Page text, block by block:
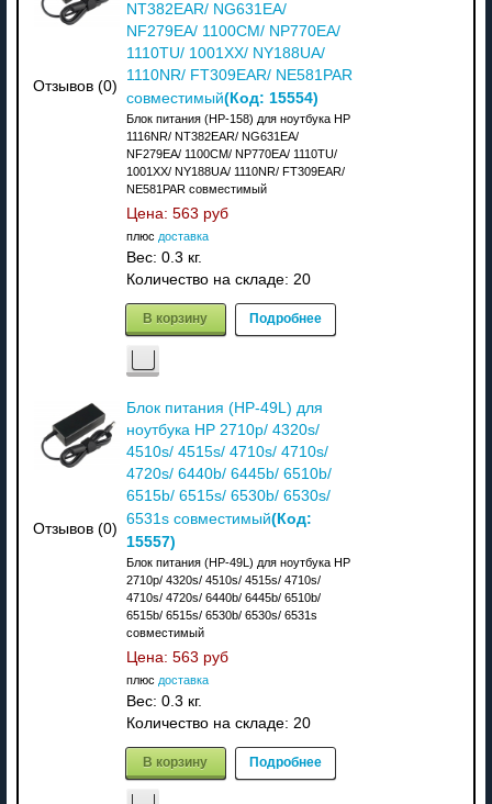
Отзывов (0)
NT382EAR/ NG631EA/
NF279EA/ 1100CM/ NP770EA/
1110TU/ 1001XX/ NY188UA/
1110NR/ FT309EAR/ NE581PAR
совместимый(Код: 15554)
Блок питания (HP-158) для ноутбука HP
1116NR/ NT382EAR/ NG631EA/
NF279EA/ 1100CM/ NP770EA/ 1110TU/
1001XX/ NY188UA/ 1110NR/ FT309EAR/
NE581PAR совместимый
Цена: 563 руб
плюс доставка
Вес: 0.3 кг.
Количество на складе: 20
В корзину Подробнее
Отзывов (0)
Блок питания (HP-49L) для
ноутбука HP 2710p/ 4320s/
4510s/ 4515s/ 4710s/ 4710s/
4720s/ 6440b/ 6445b/ 6510b/
6515b/ 6515s/ 6530b/ 6530s/
6531s совместимый(Код:
15557)
Блок питания (HP-49L) для ноутбука HP
2710p/ 4320s/ 4510s/ 4515s/ 4710s/
4710s/ 4720s/ 6440b/ 6445b/ 6510b/
6515b/ 6515s/ 6530b/ 6530s/ 6531s
совместимый
Цена: 563 руб
плюс доставка
Вес: 0.3 кг.
Количество на складе: 20
В корзину Подробнее